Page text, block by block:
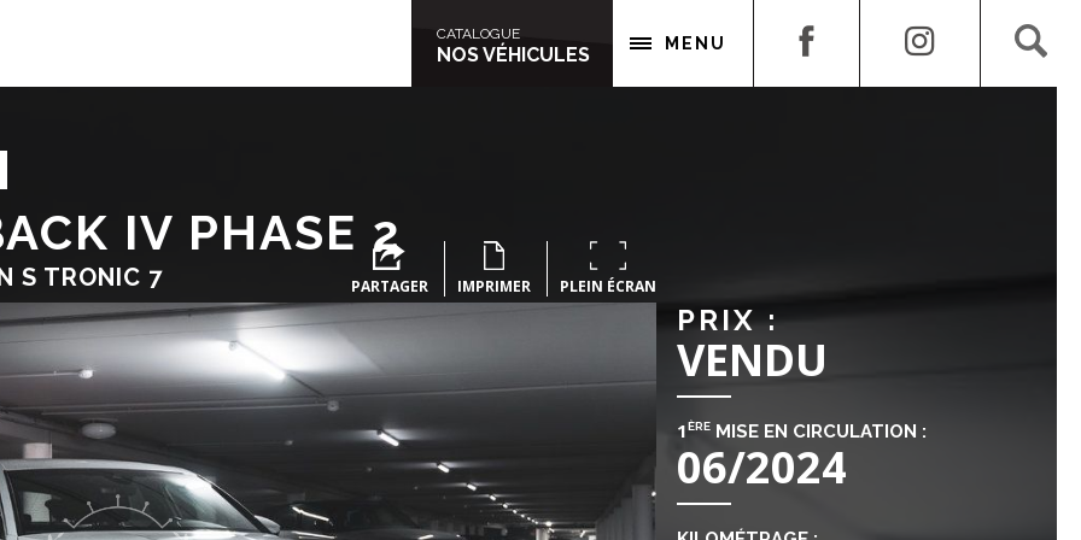
MENU
CATALOGUE
NOS VÉHICULES
IV PHASE 2
S TRONIC 7 PARTAGER IMPRIMER PLEIN ÉCRAN
PRIX :
VENDU
1ÈREMISE EN CIRCULATION :
06/2024